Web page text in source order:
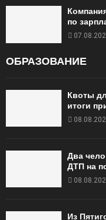
по
ОБРАЗОВАНИЕ
Квоты
итоги
Два
ДТП на
Из